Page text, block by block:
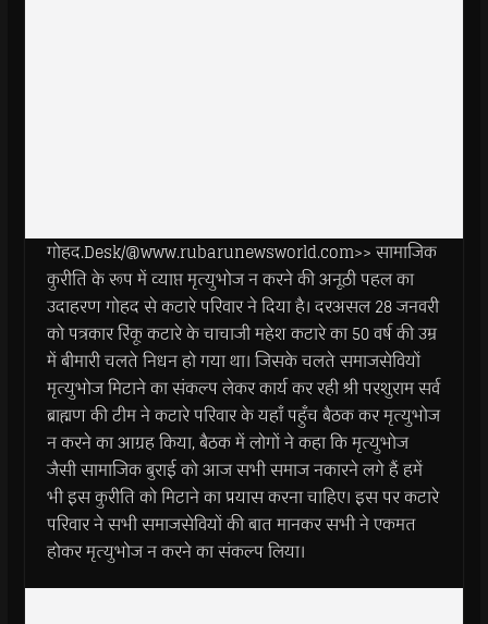
गोहद.Desk/@www.rubarunewsworld.com>> सामाजिक
कुरीति के रूप में व्याप्त मृत्युभोज न करने की अनूठी पहल का
उदाहरण गोहद से कटारे परिवार ने दिया है। दरअसल 28 जनवरी
को पत्रकार रिंकू कटारे के चाचाजी महेश कटारे का 50 वर्ष की उम्र
में बीमारी चलते निधन हो गया था। जिसके चलते समाजसेवियों
मृत्युभोज मिटाने का संकल्प लेकर कार्य कर रही श्री परशुराम सर्व
ब्राह्मण की टीम ने कटारे परिवार के यहाँ पहुँच बैठक कर मृत्युभोज
न करने का आग्रह किया, बैठक में लोगों ने कहा कि मृत्युभोज
जैसी सामाजिक बुराई को आज सभी समाज नकारने लगे हैं हमें
भी इस कुरीति को मिटाने का प्रयास करना चाहिए। इस पर कटारे
परिवार ने सभी समाजसेवियों की बात मानकर सभी ने एकमत
होकर मृत्युभोज न करने का संकल्प लिया।